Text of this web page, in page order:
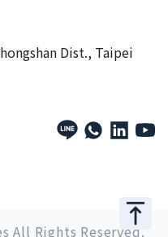
Dist., Taipei
All Rights Reserved.